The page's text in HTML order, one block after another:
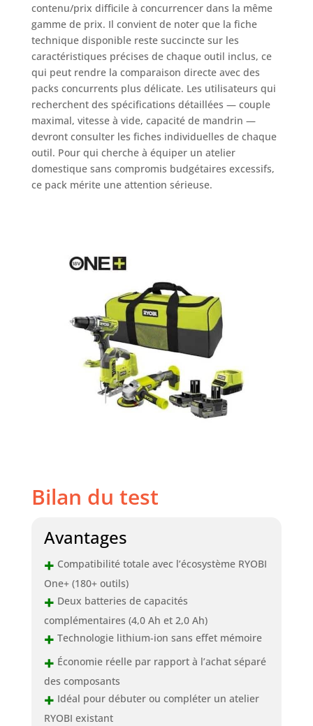
contenu/prix difficile à concurrencer dans la même
gamme de prix. Il convient de noter que la fiche
technique disponible reste succincte sur les
caractéristiques précises de chaque outil inclus, ce
qui peut rendre la comparaison directe avec des
packs concurrents plus délicate. Les utilisateurs qui
recherchent des spécifications détaillées — couple
maximal, vitesse à vide, capacité de mandrin —
devront consulter les fiches individuelles de chaque
outil. Pour qui cherche à équiper un atelier
domestique sans compromis budgétaires excessifs,
ce pack mérite une attention sérieuse.
Bilan du test
Avantages
+ Compatibilité totale avec l’écosystème RYOBI
One+ (180+ outils)
+ Deux batteries de capacités
complémentaires (4,0 Ah et 2,0 Ah)
+ Technologie lithium-ion sans effet mémoire
+ Économie réelle par rapport à l’achat séparé
des composants
+ Idéal pour débuter ou compléter un atelier
RYOBI existant